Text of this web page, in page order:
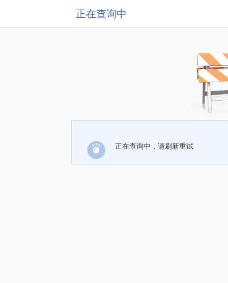
正在查询中
正在查询中，请刷新重试